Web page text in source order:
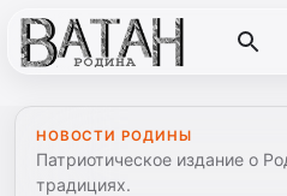
НОВОСТИ РОДИНЫ
Патриотическое издание о
традициях.